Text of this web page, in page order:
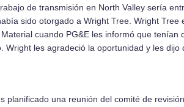
de transmisión en North Valley serí­­a
sido otorgado a Wright Tree. Wright Tree
cuando PG&E les informó que tení­­an
Wright les agradeció la oportunidad y les dijo
planificado una reunión del comité de